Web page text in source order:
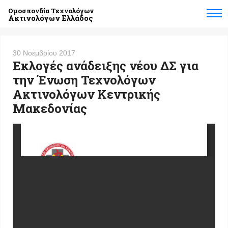
Ομοσπονδία Τεχνολόγων
Ακτινολόγων Ελλάδος
30 Νοεμβρίου 2017
Εκλογές ανάδειξης νέου ΔΣ για
την Ένωση Τεχνολόγων
Ακτινολόγων Κεντρικής
Μακεδονίας